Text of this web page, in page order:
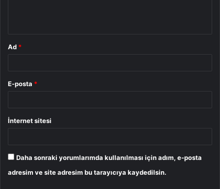
Ad *
E-posta *
İnternet sitesi
Daha sonraki yorumlarımda kullanılması için adım, e-posta
adresim ve site adresim bu tarayıcıya kaydedilsin.